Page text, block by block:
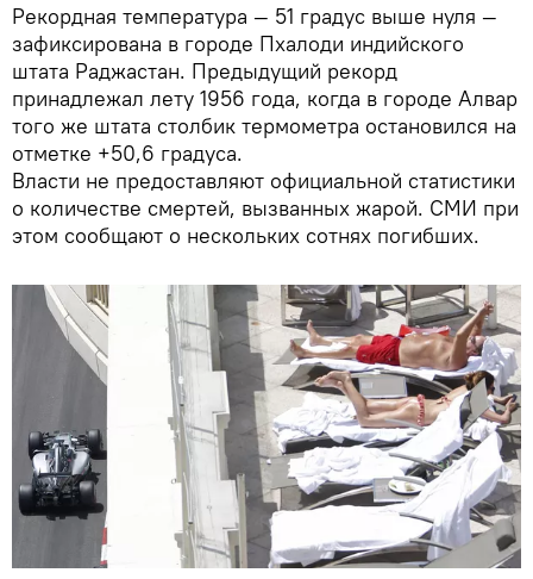
Рекордная температура — 51 градус выше нуля —
зафиксирована в городе Пхалоди индийского
штата Раджастан. Предыдущий рекорд
принадлежал лету 1956 года, когда в городе Алвар
того же штата столбик термометра остановился на
отметке +50,6 градуса.
Власти не предоставляют официальной статистики
о количестве смертей, вызванных жарой. СМИ при
этом сообщают о нескольких сотнях погибших.